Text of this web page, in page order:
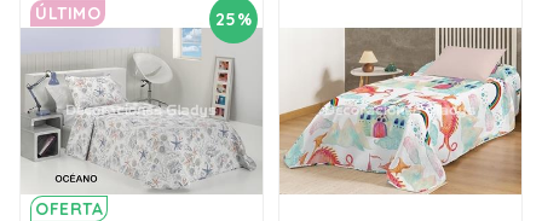
25%
OFERTA
ÚLTIMO